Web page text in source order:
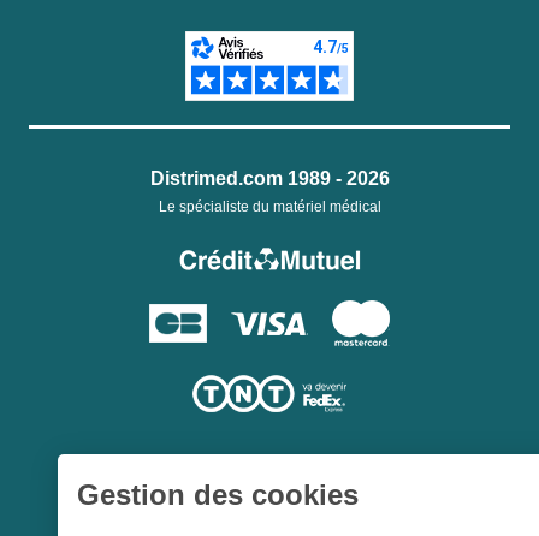
Distrimed.com 1989 - 2026
Le spécialiste du matériel médical
Gestion des cookies